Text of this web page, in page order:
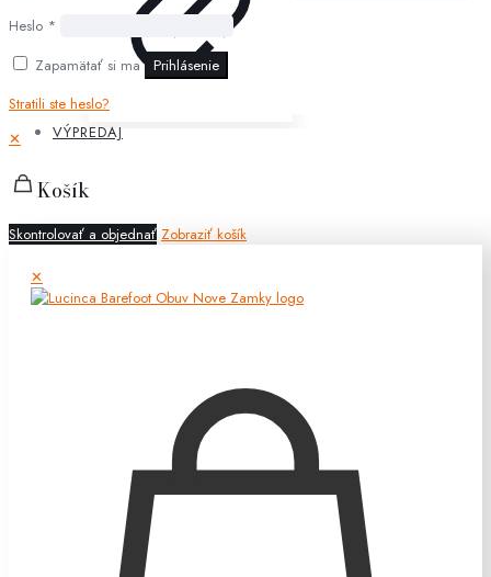
VÝPREDAJ
Heslo *
Zapamätať si ma
Prihlásenie
Stratili ste heslo?
✕
Košík
Skontrolovať a objednať Zobraziť košík
✕